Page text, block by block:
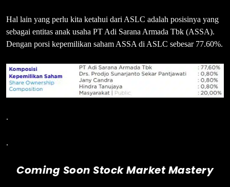
Hal lain yang perlu kita ketahui dari ASLC adalah posisinya yang
sebagai entitas anak usaha PT Adi Sarana Armada Tbk (ASSA).
Dengan porsi kepemilikan saham ASSA di ASLC sebesar 77.60%.
.
.
Coming Soon Stock Market Mastery